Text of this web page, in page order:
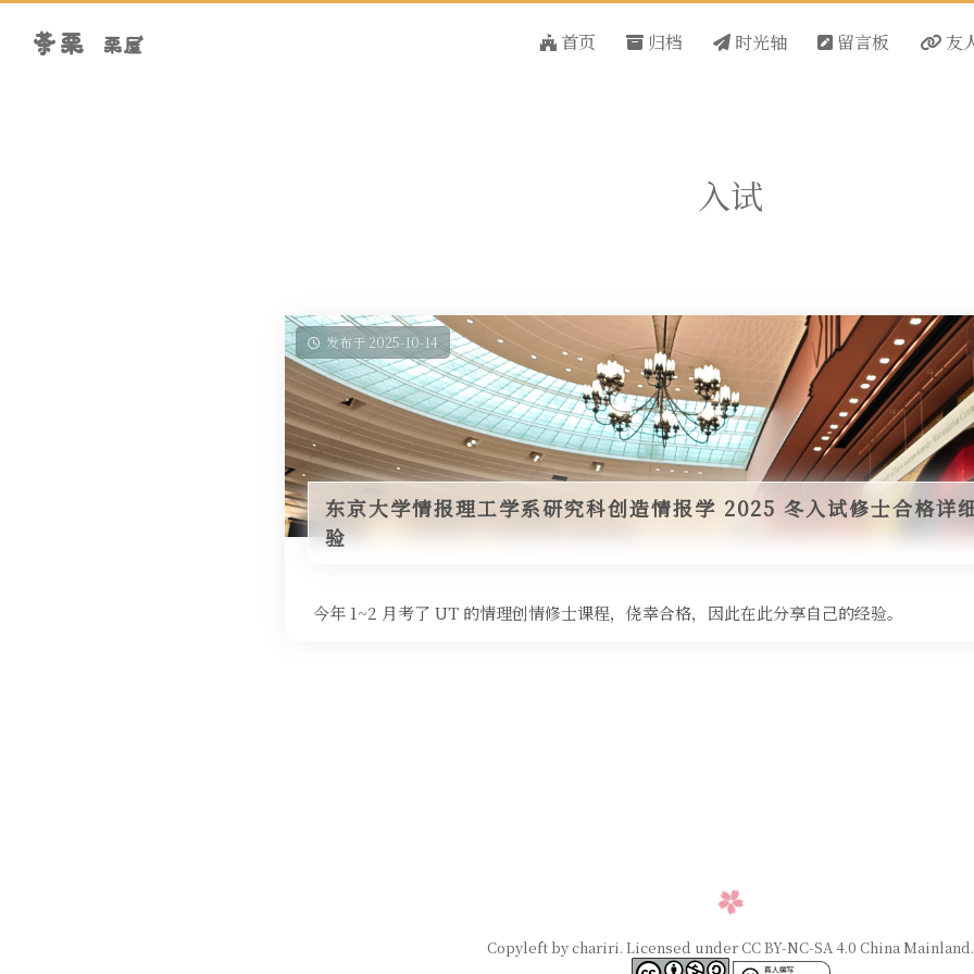
茶栗 栗屋 首页 归档 时光轴 留言板 友
入试
发布于 2025-10-14
东京大学情报理工学系研究科创造情报学 2025 冬入试修士合格详
验
今年 1~2 月考了 UT 的情理创情修士课程，侥幸合格，因此在此分享自己的经验。
Copyleft by chariri. Licensed under CC BY-NC-SA 4.0 China Mainland.